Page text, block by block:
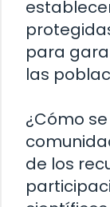
para
las
¿Cómo
de los